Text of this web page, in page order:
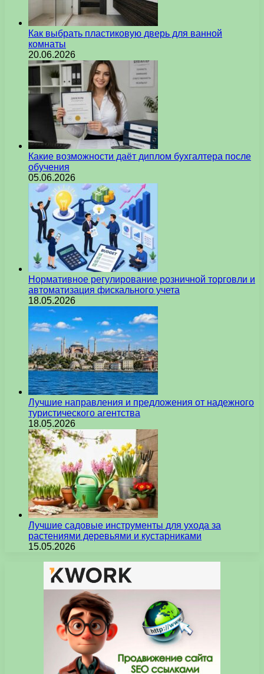
Как выбрать пластиковую дверь для ванной
комнаты
20.06.2026
Какие возможности даёт диплом бухгалтера после
обучения
05.06.2026
Нормативное регулирование розничной торговли и
автоматизация фискального учета
18.05.2026
Лучшие направления и предложения от надежного
туристического агентства
18.05.2026
Лучшие садовые инструменты для ухода за
растениями деревьями и кустарниками
15.05.2026